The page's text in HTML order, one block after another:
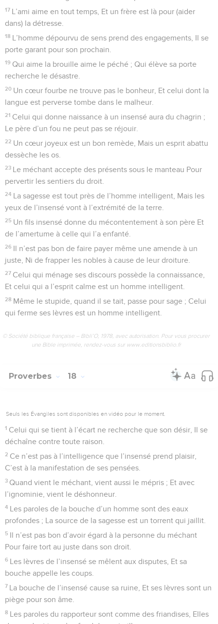
17 L’ami aime en tout temps, Et un frère est là pour (aider
dans) la détresse.
18 L’homme dépourvu de sens prend des engagements, Il se
porte garant pour son prochain.
19 Qui aime la brouille aime le péché ; Qui élève sa porte
recherche le désastre.
20 Un cœur fourbe ne trouve pas le bonheur, Et celui dont la
langue est perverse tombe dans le malheur.
21 Celui qui donne naissance à un insensé aura du chagrin ;
Le père d’un fou ne peut pas se réjouir.
22 Un cœur joyeux est un bon remède, Mais un esprit abattu
dessèche les os.
23 Le méchant accepte des présents sous le manteau Pour
pervertir les sentiers du droit.
24 La sagesse est tout près de l’homme intelligent, Mais les
yeux de l’insensé vont à l’extrémité de la terre.
25 Un fils insensé donne du mécontentement à son père Et
de l’amertume à celle qui l’a enfanté.
26 Il n’est pas bon de faire payer même une amende à un
juste, Ni de frapper les nobles à cause de leur droiture.
27 Celui qui ménage ses discours possède la connaissance,
Et celui qui a l’esprit calme est un homme intelligent.
28 Même le stupide, quand il se tait, passe pour sage ; Celui
qui ferme ses lèvres est un homme intelligent.
© Société biblique française – Bibli’O, 1978, avec autorisation. Pour vous procurer
une Bible imprimée, rendez-vous sur www.editionsbiblio.fr
Proverbes 18
Seuls les Évangiles sont disponibles en vidéo pour le moment.
1 Celui qui se tient à l’écart ne recherche que son désir, Il se
déchaîne contre toute raison.
2 Ce n’est pas à l’intelligence que l’insensé prend plaisir,
C’est à la manifestation de ses pensées.
3 Quand vient le méchant, vient aussi le mépris ; Et avec
l’ignominie, vient le déshonneur.
4 Les paroles de la bouche d’un homme sont des eaux
profondes ; La source de la sagesse est un torrent qui jaillit.
5 Il n’est pas bon d’avoir égard à la personne du méchant
Pour faire tort au juste dans son droit.
6 Les lèvres de l’insensé se mêlent aux disputes, Et sa
bouche appelle les coups.
7 La bouche de l’insensé cause sa ruine, Et ses lèvres sont un
piège pour son âme.
8 Les paroles du rapporteur sont comme des friandises, Elles